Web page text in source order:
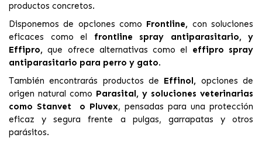
productos concretos.
Disponemos de opciones como Frontline, con soluciones
eficaces como el
frontline spray antiparasitario, y
Effipro,que ofrece alternativas como el
effipro spray
antiparasitario para perro y gato.
También encontrarás productos de Effinol, opciones de
origen natural como Parasital, y soluciones veterinarias
como Stanvet o Pluvex, pensadas para una protección
eficaz y segura frente a pulgas, garrapatas y otros
parásitos.